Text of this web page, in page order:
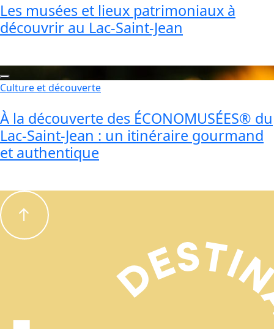
Les musées et lieux patrimoniaux à
découvrir au Lac-Saint-Jean
Culture et découverte
À la découverte des ÉCONOMUSÉES® du
Lac-Saint-Jean : un itinéraire gourmand
et authentique